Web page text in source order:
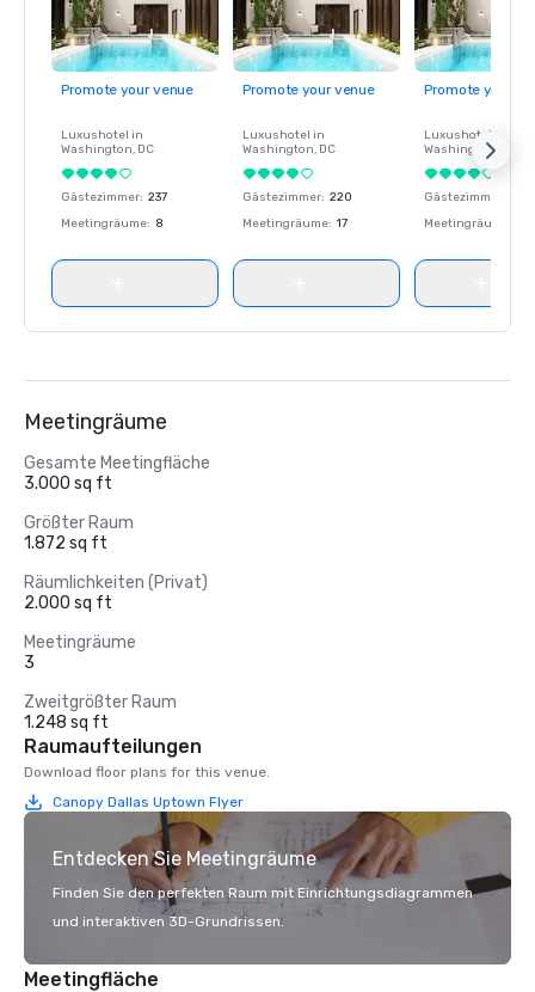
Promote your venue
Luxushotel in
Washington, DC
Gästezimmer: 237
Meetingräume: 8
Promote your venue
Luxushotel in
Washington, DC
Gästezimmer: 220
Meetingräume: 17
Promote your
Luxushotel in
Washington
Gästezimmer
Meetingräume
Meetingräume
Gesamte Meetingfläche
3.000 sq ft
Größter Raum
1.872 sq ft
Räumlichkeiten (Privat)
2.000 sq ft
Meetingräume
3
Zweitgrößter Raum
1.248 sq ft
Raumaufteilungen
Download floor plans for this venue.
Canopy Dallas Uptown Flyer
Entdecken Sie Meetingräume
Finden Sie den perfekten Raum mit Einrichtungsdiagrammen
und interaktiven 3D-Grundrissen.
Meetingfläche